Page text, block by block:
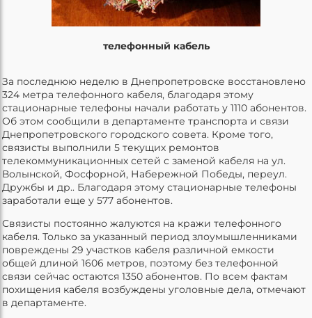
телефонный кабель
За последнюю неделю в Днепропетровске восстановлено
324 метра телефонного кабеля, благодаря этому
стационарные телефоны начали работать у 1110 абонентов.
Об этом сообщили в департаменте транспорта и связи
Днепропетровского городского совета. Кроме того,
связисты выполнили 5 текущих ремонтов
телекоммуникационных сетей с заменой кабеля на ул.
Волынской, Фосфорной, Набережной Победы, переул.
Дружбы и др.. Благодаря этому стационарные телефоны
заработали еще у 577 абонентов.
Связисты постоянно жалуются на кражи телефонного
кабеля. Только за указанный период злоумышленниками
повреждены 29 участков кабеля различной емкости
общей длиной 1606 метров, поэтому без телефонной
связи сейчас остаются 1350 абонентов. По всем фактам
похищения кабеля возбуждены уголовные дела, отмечают
в департаменте.